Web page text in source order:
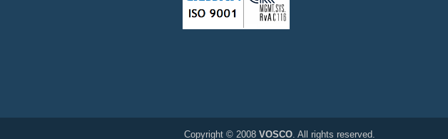
Copyright © 2008 VOSCO . All rights reserved.